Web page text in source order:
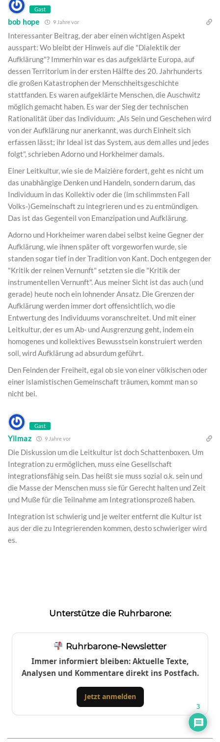
Gast
bob hope 9 Jahre vor
Interessanter Beitrag, der aber einen wichtigen Aspekt
ausspart: Wo bleibt der Hinweis auf die "Dialektik der
Aufklärung"? Immerhin war es das aufgeklärte Europa, auf
dessen Territorium in der ersten Hälfte des 20. Jahrhunderts
die großen Katastrophen der Menschheitsgeschichte
stattfanden. Es waren aufgeklärte Menschen, die Auschwitz
möglich gemacht haben. Es war der Sieg der technischen
Rationalität über das Individuum: „Als Sein und Geschehen wird
von der Aufklärung nur anerkannt, was durch Einheit sich
erfassen lässt; ihr Ideal ist das System, aus dem alles und jedes
folgt", schrieben Adorno und Horkheimer damals.
Einer Leitkultur, wie sie de Maizière fordert, geht es nicht um
das unabhängige Denken und Handeln, sondern darum, das
Individuum in das Kollektiv oder die (im schlimmsten Fall
Volks-)Gemeinschaft zu integrieren und es zu entmündigen.
Das ist das Gegenteil von Emanzipation und Aufklärung.
Adorno und Horkheimer waren dabei selbst keine Gegner der
Aufklärung, wie ihnen später oft vorgeworfen wurde, sie
standen sogar tief in der Tradition von Kant. Doch entgegen der
"Kritik der reinen Vernunft" setzten sie die "Kritik der
instrumentellen Vernunft". Aus meiner Sicht ist das auch (und
gerade) heute noch ein lohnender Ansatz. Die Grenzen der
Aufklärung werden immer dort offensichtlich, wo die
Entwertung des Individuums voranschreitet. Und mit einer
Leitkultur, der es um Ab- und Ausgrenzung geht, indem ein
homogenes und kollektives Bewusstsein konstruiert werden
soll, wird Aufklärung ad absurdum geführt.
Den Feinden der Freiheit, egal ob sie von einer völkischen oder
einer islamistischen Gemeinschaft träumen, kommt man so
nicht bei.
Gast
Yilmaz 9 Jahre vor
Die Diskussion um die Leitkultur ist doch Schattenboxen. Um
Integration zu ermöglichen, muss eine Gesellschaft
integrationsfähig sein. Das heißt sie muss sozial o.k. sein und
die Masse der Menschen muss sie für Gerecht halten und Zeit
und Muße für die Teilnahme am Integrationsprozeß haben.
Integration ist schwierig und je weiter entfernt die Kultur ist
aus der die zu Integrierenden kommen, desto schwieriger wird
es.
Unterstütze die Ruhrbarone:
Ruhrbarone-Newsletter
Immer informiert bleiben: Aktuelle Texte,
Analysen und Kommentare direkt ins Postfach.
Jetzt anmelden
3